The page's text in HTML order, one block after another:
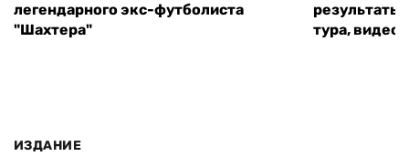
легендарного экс-футболиста
"Шахтера"
результаты
тура, видео
ИЗДАНИЕ